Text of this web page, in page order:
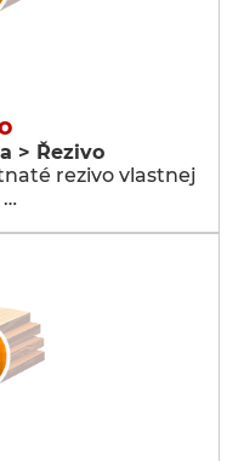
> Řezivo
rezivo vlastnej
…